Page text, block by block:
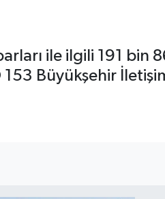
ile ilgili 191 bin
153 Büyükşehir